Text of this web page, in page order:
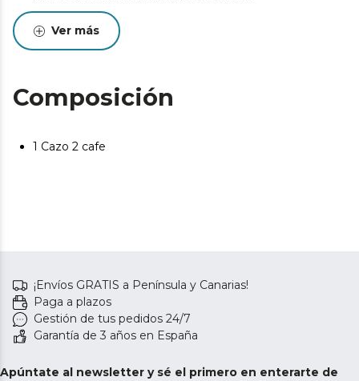
Los consumibles originales garantizan la máxima calidad
y el mejor rendimiento. Se recomienda realizar
Ver más
Composición
1 Cazo 2 cafe
¡Envíos GRATIS a Península y Canarias!
Paga a plazos
Gestión de tus pedidos 24/7
Garantía de 3 años en España
Apúntate al newsletter y sé el primero en enterarte de